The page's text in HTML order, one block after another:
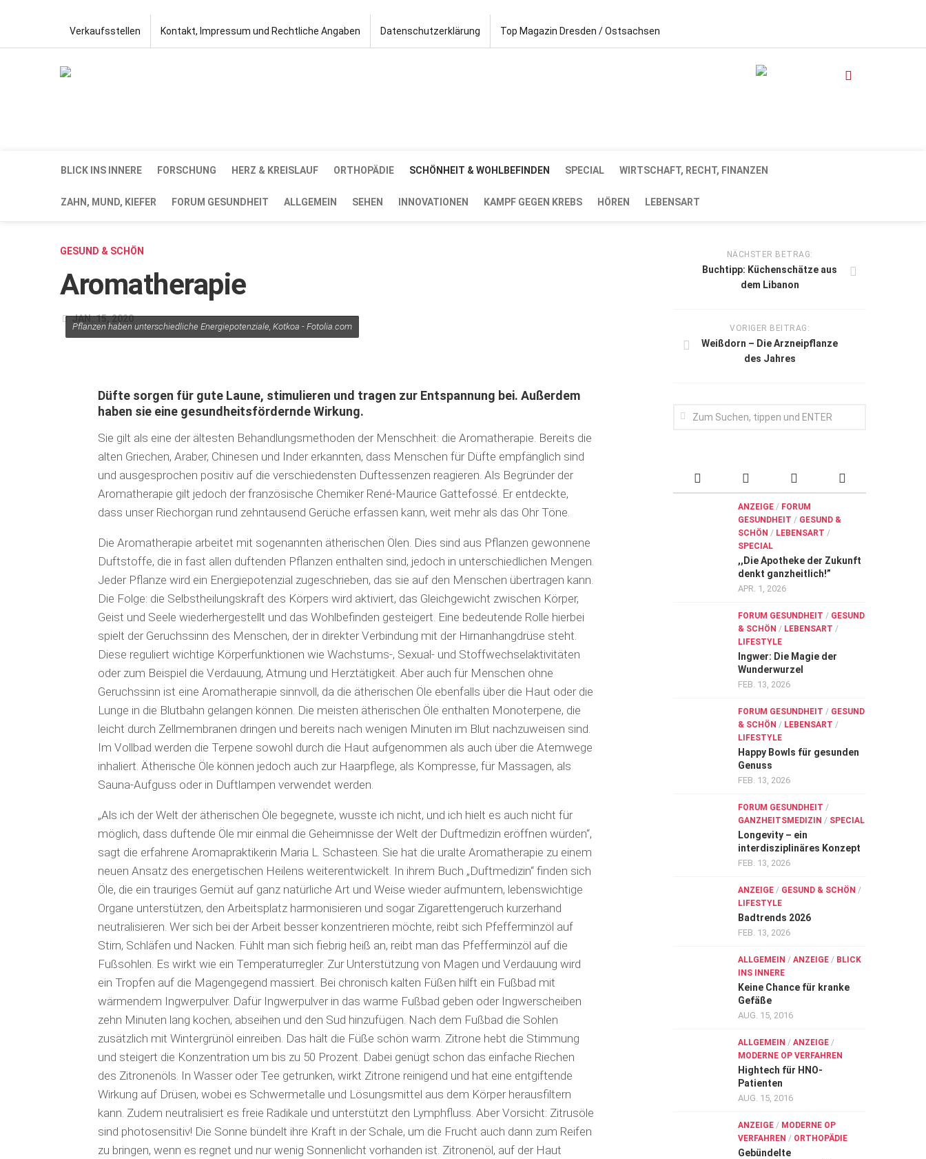
Verkaufsstellen Kontakt, Impressum und Rechtliche Angaben Datenschutzerklärung Top Magazin Dresden / Ostsachsen
BLICK INS INNERE FORSCHUNG HERZ & KREISLAUF ORTHOPÄDIE SCHÖNHEIT & WOHLBEFINDEN SPECIAL WIRTSCHAFT, RECHT, FINANZEN
ZAHN, MUND, KIEFER FORUM GESUNDHEIT ALLGEMEIN SEHEN INNOVATIONEN KAMPF GEGEN KREBS HÖREN LEBENSART
GESUND & SCHÖN
Aromatherapie
JAN. 15, 2020
Pflanzen haben unterschiedliche Energiepotenziale, Kotkoa - Fotolia.com
Düfte sorgen für gute Laune, stimulieren und tragen zur Entspannung bei. Außerdem
haben sie eine gesundheitsfördernde Wirkung.
Sie gilt als eine der ältesten Behandlungsmethoden der Menschheit: die Aromatherapie. Bereits die
alten Griechen, Araber, Chinesen und Inder erkannten, dass Menschen für Düfte empfänglich sind
und ausgesprochen positiv auf die verschiedensten Duftessenzen reagieren. Als Begründer der
Aromatherapie gilt jedoch der französische Chemiker René-Maurice Gattefossé. Er entdeckte,
dass unser Riechorgan rund zehntausend Gerüche erfassen kann, weit mehr als das Ohr Töne.
Die Aromatherapie arbeitet mit sogenannten ätherischen Ölen. Dies sind aus Pflanzen gewonnene
Duftstoffe, die in fast allen duftenden Pflanzen enthalten sind, jedoch in unterschiedlichen Mengen.
Jeder Pflanze wird ein Energiepotenzial zugeschrieben, das sie auf den Menschen übertragen kann.
Die Folge: die Selbstheilungskraft des Körpers wird aktiviert, das Gleichgewicht zwischen Körper,
Geist und Seele wiederhergestellt und das Wohlbefinden gesteigert. Eine bedeutende Rolle hierbei
spielt der Geruchssinn des Menschen, der in direkter Verbindung mit der Hirnanhangdrüse steht.
Diese reguliert wichtige Körperfunktionen wie Wachstums-, Sexual- und Stoffwechselaktivitäten
oder zum Beispiel die Verdauung, Atmung und Herztätigkeit. Aber auch für Menschen ohne
Geruchssinn ist eine Aromatherapie sinnvoll, da die ätherischen Öle ebenfalls über die Haut oder die
Lunge in die Blutbahn gelangen können. Die meisten ätherischen Öle enthalten Monoterpene, die
leicht durch Zellmembranen dringen und bereits nach wenigen Minuten im Blut nachzuweisen sind.
Im Vollbad werden die Terpene sowohl durch die Haut aufgenommen als auch über die Atemwege
inhaliert. Ätherische Öle können jedoch auch zur Haarpflege, als Kompresse, für Massagen, als
Sauna-Aufguss oder in Duftlampen verwendet werden.
„Als ich der Welt der ätherischen Öle begegnete, wusste ich nicht, und ich hielt es auch nicht für
möglich, dass duftende Öle mir einmal die Geheimnisse der Welt der Duftmedizin eröffnen würden“,
sagt die erfahrene Aromapraktikerin Maria L. Schasteen. Sie hat die uralte Aromatherapie zu einem
neuen Ansatz des energetischen Heilens weiterentwickelt. In ihrem Buch „Duftmedizin“ finden sich
Öle, die ein trauriges Gemüt auf ganz natürliche Art und Weise wieder aufmuntern, lebenswichtige
Organe unterstützen, den Arbeitsplatz harmonisieren und sogar Zigarettengeruch kurzerhand
neutralisieren. Wer sich bei der Arbeit besser konzentrieren möchte, reibt sich Pfefferminzöl auf
Stirn, Schläfen und Nacken. Fühlt man sich fiebrig heiß an, reibt man das Pfefferminzöl auf die
Fußsohlen. Es wirkt wie ein Temperaturregler. Zur Unterstützung von Magen und Verdauung wird
ein Tropfen auf die Magengegend massiert. Bei chronisch kalten Füßen hilft ein Fußbad mit
wärmendem Ingwerpulver. Dafür Ingwerpulver in das warme Fußbad geben oder Ingwerscheiben
zehn Minuten lang kochen, abseihen und den Sud hinzufügen. Nach dem Fußbad die Sohlen
zusätzlich mit Wintergrünöl einreiben. Das hält die Füße schön warm. Zitrone hebt die Stimmung
und steigert die Konzentration um bis zu 50 Prozent. Dabei genügt schon das einfache Riechen
des Zitronenöls. In Wasser oder Tee getrunken, wirkt Zitrone reinigend und hat eine entgiftende
Wirkung auf Drüsen, wobei es Schwermetalle und Lösungsmittel aus dem Körper herausfiltern
kann. Zudem neutralisiert es freie Radikale und unterstützt den Lymphfluss. Aber Vorsicht: Zitrusöle
sind photosensitiv! Die Sonne bündelt ihre Kraft in der Schale, um die Frucht auch dann zum Reifen
zu bringen, wenn es regnet und nur wenig Sonnenlicht vorhanden ist. Zitronenöl, auf der Haut
NÄCHSTER BETRAG:
Buchtipp: Küchenschätze aus
dem Libanon
VORIGER BEITRAG:
Weißdorn – Die Arzneipflanze
des Jahres
ANZEIGE / FORUM
GESUNDHEIT / GESUND &
SCHÖN / LEBENSART /
SPECIAL
,,Die Apotheke der Zukunft
denkt ganzheitlich!”
APR. 1, 2026
FORUM GESUNDHEIT / GESUND
& SCHÖN / LEBENSART /
LIFESTYLE
Ingwer: Die Magie der
Wunderwurzel
FEB. 13, 2026
FORUM GESUNDHEIT / GESUND
& SCHÖN / LEBENSART /
LIFESTYLE
Happy Bowls für gesunden
Genuss
FEB. 13, 2026
FORUM GESUNDHEIT /
GANZHEITSMEDIZIN / SPECIAL
Longevity – ein
interdisziplinäres Konzept
FEB. 13, 2026
ANZEIGE / GESUND & SCHÖN /
LIFESTYLE
Badtrends 2026
FEB. 13, 2026
ALLGEMEIN / ANZEIGE / BLICK
INS INNERE
Keine Chance für kranke
Gefäße
AUG. 15, 2016
ALLGEMEIN / ANZEIGE /
MODERNE OP VERFAHREN
Hightech für HNO-
Patienten
AUG. 15, 2016
ANZEIGE / MODERNE OP
VERFAHREN / ORTHOPÄDIE
Gebündelte